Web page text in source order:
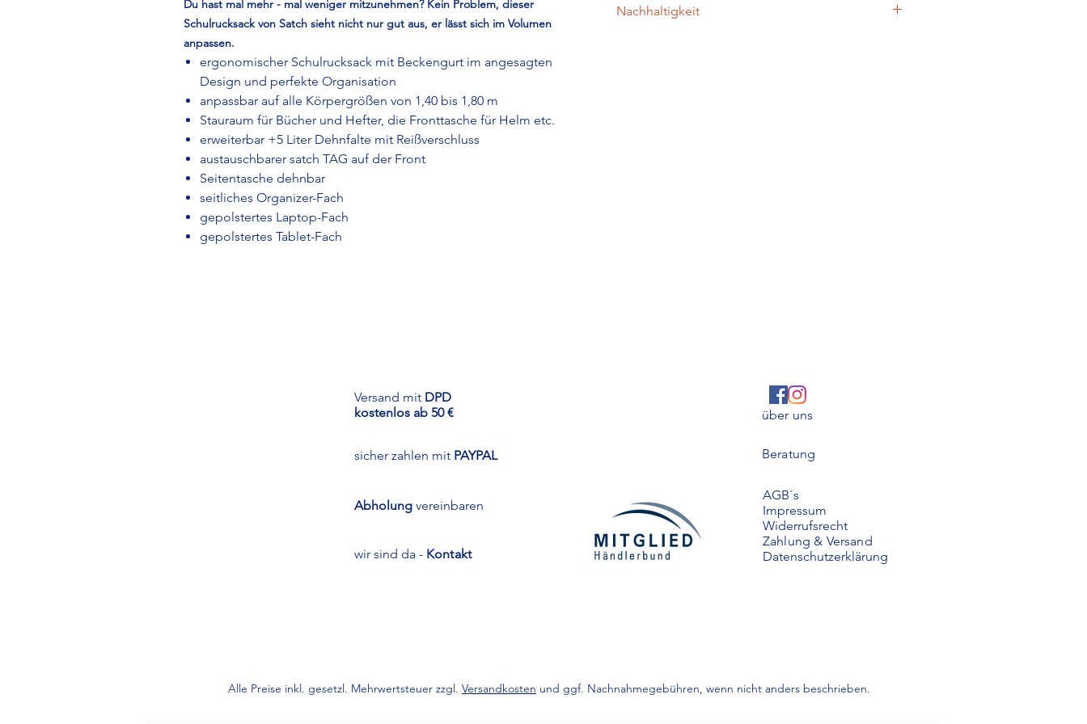
Du hast mal mehr - mal weniger mitzunehmen? Kein Problem, dieser
Schulrucksack von Satch sieht nicht nur gut aus, er lässt sich im Volumen
anpassen.
ergonomischer Schulrucksack mit Beckengurt im angesagten
Design und perfekte Organisation
anpassbar auf alle Körpergrößen von 1,40 bis 1,80 m
Stauraum für Bücher und Hefter, die Fronttasche für Helm etc.
erweiterbar +5 Liter Dehnfalte mit Reißverschluss
austauschbarer satch TAG auf der Front
Seitentasche dehnbar
seitliches Organizer-Fach
gepolstertes Laptop-Fach
gepolstertes Tablet-Fach
Seitentaschen
Nachhaltigkeit
Versand mit DPD
kostenlos ab 50 €
sicher zahlen mit PAYPAL
Abholung vereinbaren
wir sind da - Kontakt
über uns
Beratung
AGB´s
Impressum
Widerrufsrecht
Zahlung & Versand
Datenschutzerklärung
Alle Preise inkl. gesetzl. Mehrwertsteuer zzgl. Versandkosten und ggf. Nachnahmegebühren, wenn nicht anders beschrieben.